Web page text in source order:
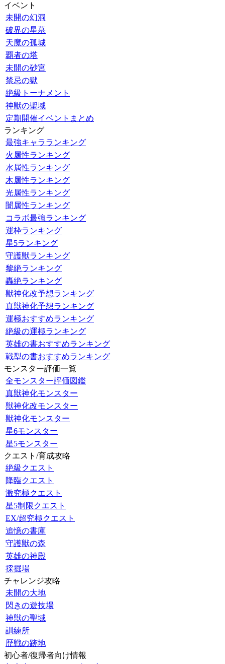
イベント
未開の幻洞
破界の星墓
天魔の孤城
覇者の塔
未開の砂宮
禁忌の獄
絶級トーナメント
神獣の聖域
定期開催イベントまとめ
ランキング
最強キャラランキング
火属性ランキング
水属性ランキング
木属性ランキング
光属性ランキング
闇属性ランキング
コラボ最強ランキング
運枠ランキング
星5ランキング
守護獣ランキング
黎絶ランキング
轟絶ランキング
獣神化改予想ランキング
真獣神化予想ランキング
運極おすすめランキング
絶級の運極ランキング
英雄の書おすすめランキング
戦型の書おすすめランキング
モンスター評価一覧
全モンスター評価図鑑
真獣神化モンスター
獣神化改モンスター
獣神化モンスター
星6モンスター
星5モンスター
クエスト/育成攻略
絶級クエスト
降臨クエスト
激究極クエスト
星5制限クエスト
EX/超究極クエスト
追憶の書庫
守護獣の森
英雄の神殿
採掘場
チャレンジ攻略
未開の大地
閃きの遊技場
神獣の聖域
訓練所
歴戦の跡地
初心者/復帰者向け情報